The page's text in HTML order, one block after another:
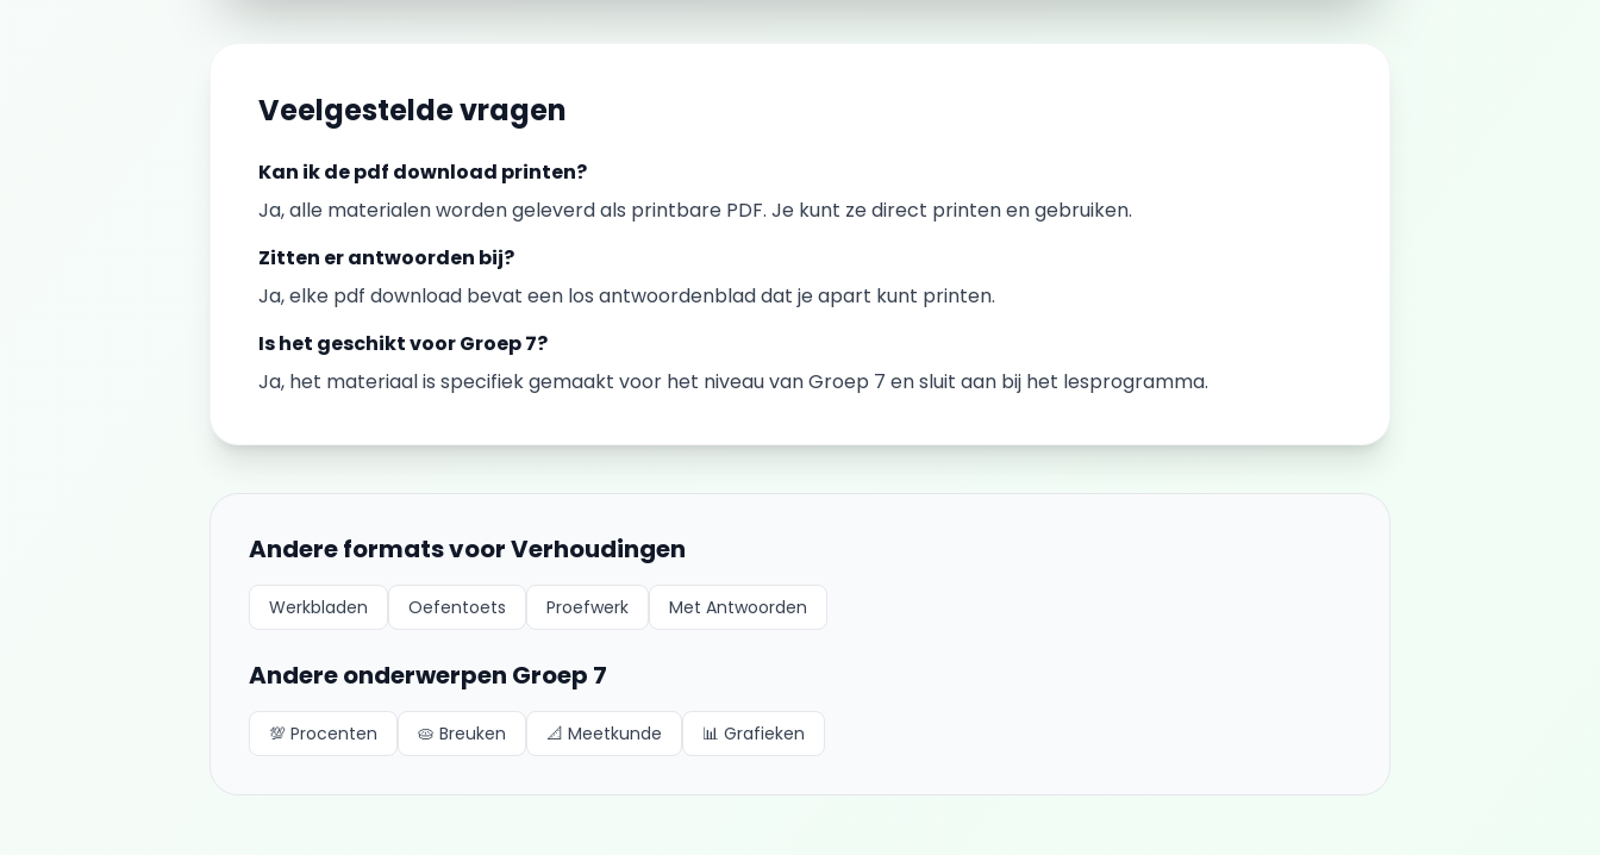
Veelgestelde vragen
Kan ik depdf download printen?
Ja, alle materialen worden geleverd als printbare PDF. Je kunt ze direct printen en gebruiken.
Zitten er antwoorden bij?
Ja, elke pdf download bevat een los antwoordenblad dat je apart kunt printen.
Is het geschikt voorGroep 7?
Ja, het materiaal is specifiek gemaakt voor het niveau vanGroep 7 en sluit aan bij het lesprogramma.
Andere formats voorVerhoudingen
Werkbladen Oefentoets Proefwerk Met Antwoorden
Andere onderwerpen Groep 7
💯 Procenten 🥧 Breuken 📐 Meetkunde 📊 Grafieken